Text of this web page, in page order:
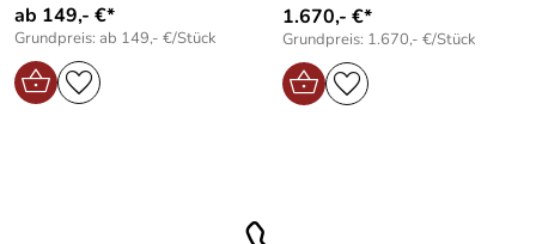
ab 149,- €*
Grundpreis: ab 149,- €/Stück
1.670,- €*
Grundpreis: 1.670,- €/Stück